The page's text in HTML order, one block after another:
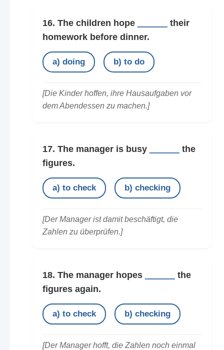
16. The children hope
their
homework before dinner.
a) doing b) to do
[Die Kinder hoffen, ihre Hausaufgaben vor
dem Abendessen zu machen.]
17. The manager is busy
the
figures.
a) to check b) checking
[Der Manager ist damit beschäftigt, die
Zahlen zu überprüfen.]
18. The manager hopes
the
figures again.
a) to check b) checking
[Der Manager hofft, die Zahlen noch einmal